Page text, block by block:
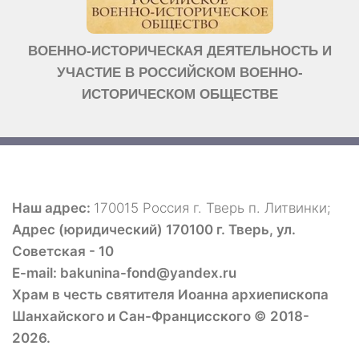
ВОЕННО-ИСТОРИЧЕСКАЯ ДЕЯТЕЛЬНОСТЬ И
УЧАСТИЕ В РОССИЙСКОМ ВОЕННО-
ИСТОРИЧЕСКОМ ОБЩЕСТВЕ
Наш адрес: 170015 Россия г. Тверь п. Литвинки;
Адрес (юридический) 170100 г. Тверь, ул.
Советская - 10
E-mail: bakunina-fond@yandex.ru
Храм в честь святителя Иоанна архиепископа
Шанхайского и Сан-Францисского © 2018-
2026.